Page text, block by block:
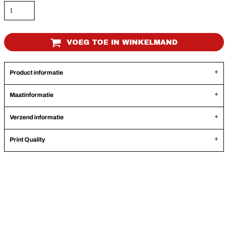
VOEG TOE IN WINKELMAND
Product informatie
Maatinformatie
Verzend informatie
Print Quality